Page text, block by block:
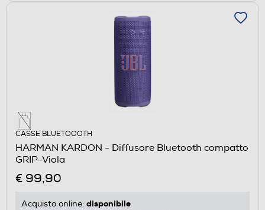
CASSE BLUETOOOTH
HARMAN KARDON - Diffusore Bluetooth compatto
GRIP-Viola
€ 99,90
Acquisto online: disponibile